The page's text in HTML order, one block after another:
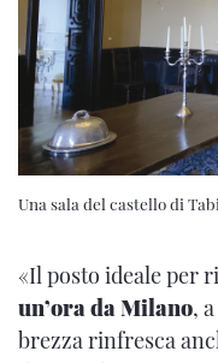
Una sala del castello di
«Il posto ideale per
un’ora da Milano,
brezza rinfresca